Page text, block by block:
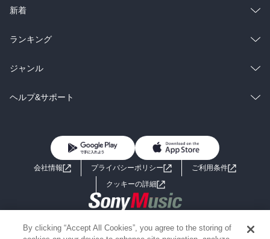
ラノベ
雑誌・グラビア
BL・TL
総合
ラノベ
雑誌・グラビア
BL・TL
新着
総合
ラノベ
雑誌・グラビア
ランキング
総合
ラノベ
ジャンル
コミック
ライトノベル 男子向けラノベ
小説
海外小説
ミステリー SF
ヘルプ&サポート
よくあるご質問 お問い合わせ
会社情報 プライバシーポリシー
ご利用条件
クッキーの詳細
Copyright 2017 - 2026 Sony Music Entertainment(Japan) Inc.
Information on the site is for the Japan domestic market only
By clicking “Accept All Cookies”, you agree to the storing of